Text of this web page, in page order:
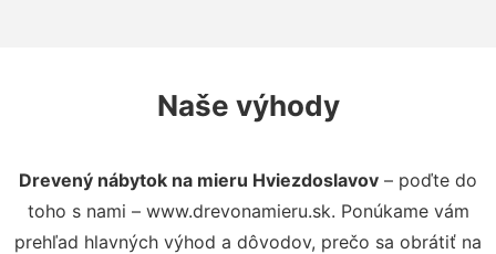
Naše výhody
Drevený nábytok na mieru Hviezdoslavov – poďte do
toho s nami – www.drevonamieru.sk. Ponúkame vám
prehľad hlavných výhod a dôvodov, prečo sa obrátiť na